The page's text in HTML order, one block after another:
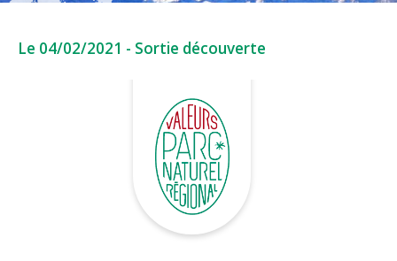
Le 04/02/2021 - Sortie découverte